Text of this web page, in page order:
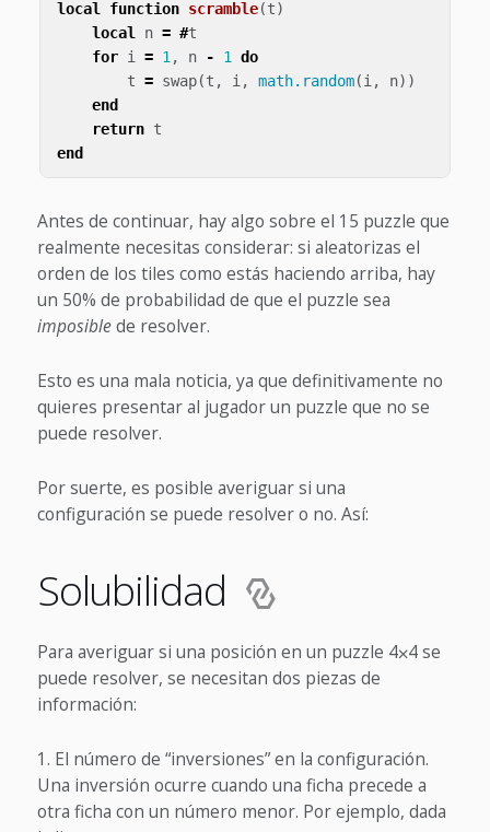
local function scramble(t)
local n = #t
for i = 1, n - 1 do
t = swap(t , i, math.random(i, n))
end
return t
end
Antes de continuar, hay algo sobre el 15 puzzle que
realmente necesitas considerar: si aleatorizas el
orden de los tiles como estás haciendo arriba, hay
un 50% de probabilidad de que el puzzle sea
imposiblede resolver.
Esto es una mala noticia, ya que definitivamente no
quieres presentar al jugador un puzzle que no se
puede resolver.
Por suerte, es posible averiguar si una
configuración se puede resolver o no. Así:
Solubilidad
Para averiguar si una posición en un puzzle 4⨉4 se
puede resolver, se necesitan dos piezas de
información:
El número de “inversiones” en la configuración.
Una inversión ocurre cuando una ficha precede a
otra ficha con un número menor. Por ejemplo, dada